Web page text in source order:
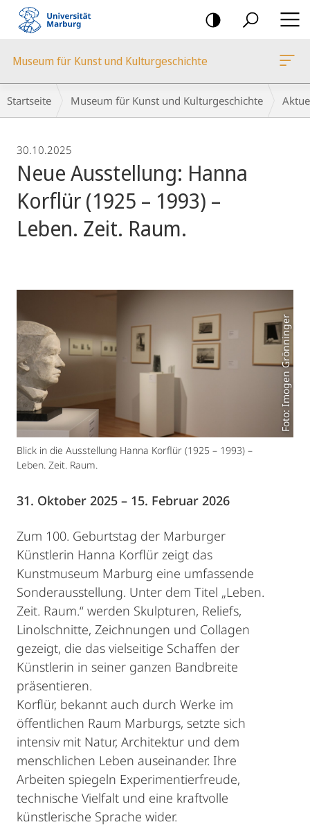
Mobile-
Navigation
Museum für Kunst und Kulturgeschichte
Breadcrumb-
Navigation
Startseite Museum für Kunst und Kulturgeschichte
30.10.2025
Neue Ausstellung: Hanna
Korflür (1925 – 1993) –
Leben. Zeit. Raum.
Foto: Imogen Grönninger
Blick in die Ausstellung Hanna Korflür (1925 – 1993) –
Leben. Zeit. Raum.
31. Oktober 2025 – 15. Februar 2026
Zum 100. Geburtstag der Marburger
Künstlerin Hanna Korflür zeigt das
Kunstmuseum Marburg eine umfassende
Sonderausstellung. Unter dem Titel „Leben.
Zeit. Raum.“ werden Skulpturen, Reliefs,
Linolschnitte, Zeichnungen und Collagen
gezeigt, die das vielseitige Schaffen der
Künstlerin in seiner ganzen Bandbreite
präsentieren.
Korflür, bekannt auch durch Werke im
öffentlichen Raum Marburgs, setzte sich
intensiv mit Natur, Architektur und dem
menschlichen Leben auseinander. Ihre
Arbeiten spiegeln Experimentierfreude,
technische Vielfalt und eine kraftvolle
künstlerische Sprache wider.